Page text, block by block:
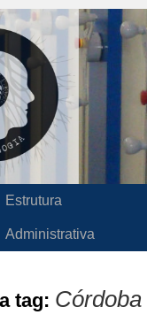
Estrutura
Administrativa
tag: Córdoba